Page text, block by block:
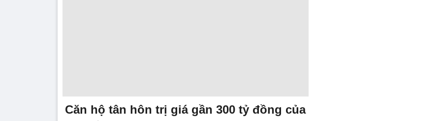
Căn hộ tân hôn trị giá gần 300 tỷ đồng của